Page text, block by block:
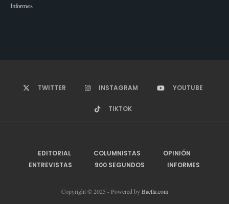
Informes
TWITTER INSTAGRAM YOUTUBE
TIKTOK
EDITORIAL COLUMNISTAS
OPINIÓN
ENTREVISTAS
900 SEGUNDOS INFORMES
Copyright © 2025 - Powered byBaella.com